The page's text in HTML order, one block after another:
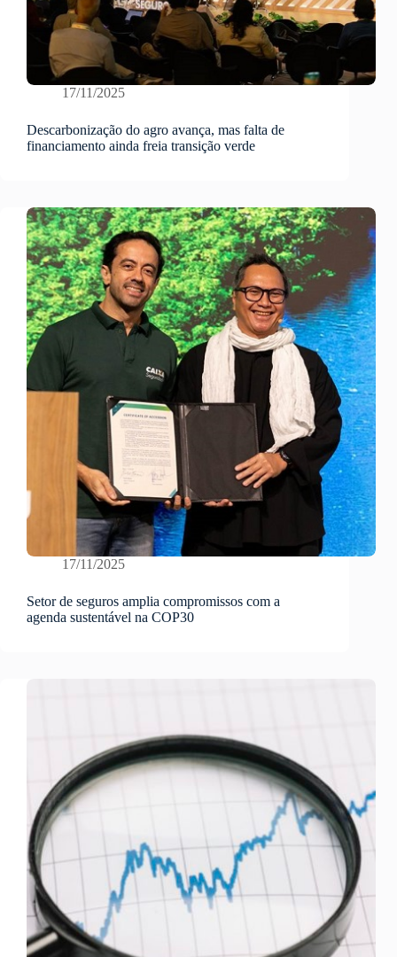
17/11/2025
Descarbonização do agro avança, mas falta de
financiamento ainda freia transição verde
17/11/2025
Setor de seguros amplia compromissos com a
agenda sustentável na COP30